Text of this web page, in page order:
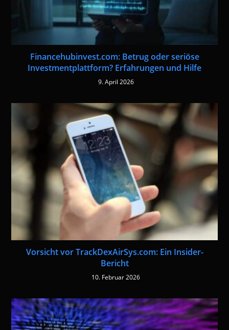
Financehubinvest.com: Betrug oder seriöse
Investmentplattform? Erfahrungen und Hilfe
9. April 2026
Vorsicht vor TrackDexAirSys.com: Ein Insider-
Bericht
10. Februar 2026